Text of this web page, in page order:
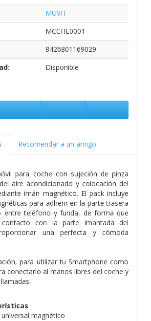
MUVIT
MCCHL0001
8426801169029
Disponible
Recomendar a un amigo
para coche con sujeción de pinza
aire acondicionado y colocación del
imán magnético. El pack incluye
para adherir en la parte trasera
entre teléfono y funda, de forma que
con la parte imantada del
una perfecta y cómoda
para utilizar tu Smartphone como
conectarlo al manos libres del coche y
magnético